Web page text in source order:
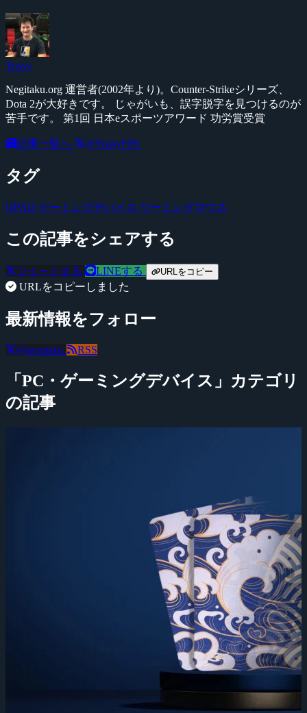
Yossy
Negitaku.org 運営者(2002年より)。Counter-Strikeシリーズ、
Dota 2が大好きです。 じゃがいも、誤字脱字を見つけるのが
苦手です。 第1回 日本eスポーツアワード 功労賞受賞
記事一覧へ @YossyFPS
タグ
QPAD ゲーミングデバイス ゲーミングマウス
この記事をシェアする
ツイートする LINEする URLをコピー
URLをコピーしました
最新情報をフォロー
@negitaku RSS
「PC・ゲーミングデバイス」カテゴリ
の記事